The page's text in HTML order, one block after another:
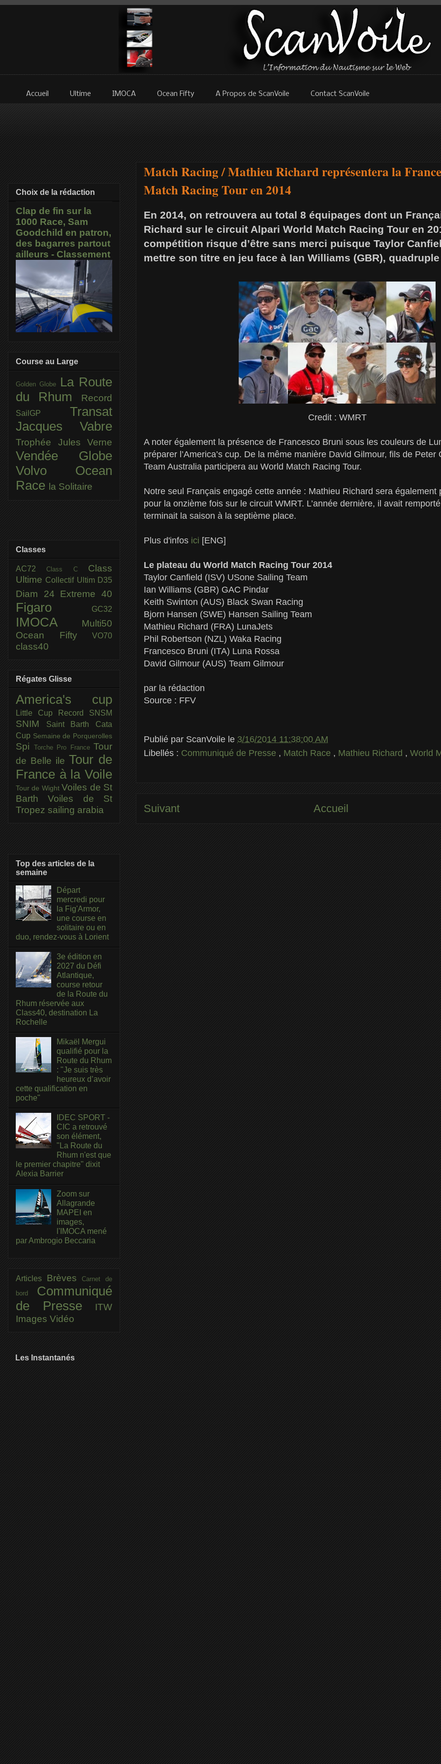
Accueil Ultime IMOCA Ocean Fifty A Propos de ScanVoile Contact ScanVoile
Match Racing / Mathieu Richard représentera la
Match Racing Tour en 2014
En 2014, on retrouvera au total 8 équipages dont un
Richard sur le circuit Alpari World Match Racing Tour en
compétition risque d’être sans merci puisque Taylor
mettre son titre en jeu face à Ian Williams (GBR),
Credit : WMRT
A noter également la présence de Francesco Bruni sous les couleurs de
préparer l’America’s cup. De la même manière David Gilmour, fils de Peter
Team Australia participera au World Match Racing Tour.
Notre seul Français engagé cette année : Mathieu Richard sera également
pour la onzième fois sur le circuit WMRT. L’année dernière, il avait
terminait la saison à la septième place.
Plus d'infos ici [ENG]
Le plateau du World Match Racing Tour 2014
Taylor Canfield (ISV) USone Sailing Team
Ian Williams (GBR) GAC Pindar
Keith Swinton (AUS) Black Swan Racing
Bjorn Hansen (SWE) Hansen Sailing Team
Mathieu Richard (FRA) LunaJets
Phil Robertson (NZL) Waka Racing
Francesco Bruni (ITA) Luna Rossa
David Gilmour (AUS) Team Gilmour
par la rédaction
Source : FFV
Publié par ScanVoile le 3/16/2014 11:38:00 AM
Libellés : Communiqué de Presse , Match Race , Mathieu Richard , World
Suivant Accueil
Choix de la rédaction
Clap de fin sur la
1000 Race, Sam
Goodchild en patron,
des bagarres partout
ailleurs - Classement
Course au Large
Golden Globe
La Route
du Rhum
Record
SailGP Transat
Jacques Vabre
Trophée Jules Verne
Vendée Globe
Volvo Ocean
Race la Solitaire
Classes
AC72Class C Class
Ultime Collectif Ultim D35
Diam 24 Extreme 40
Figaro GC32
IMOCA
Multi50
Ocean Fifty
VO70
class40
Régates Glisse
America's cup
Little Cup Record SNSM
SNIM
Saint Barth Cata
Cup Semaine de Porquerolles
Spi Torche Pro France Tour
de Belle ile Tour de
France à la Voile
Tour de Wight Voiles de St
BarthVoiles de St
Tropez sailing arabia
Top des articles de la
semaine
Départ
mercredi pour
la Fig'Armor,
une course en
solitaire ou en
duo, rendez-vous à Lorient
3e édition en
2027 du Défi
Atlantique,
course retour
de la Route du
Rhum réservée aux
Class40, destination La
Rochelle
Mikaël Mergui
qualifié pour la
Route du Rhum
: "Je suis très
heureux d’avoir
cette qualification en
poche"
IDEC SPORT -
CIC a retrouvé
son élément,
"La Route du
Rhum n'est que
le premier chapitre" dixit
Alexia Barrier
Zoom sur
Allagrande
MAPEI en
images,
l'IMOCA mené
par Ambrogio Beccaria
Articles BrèvesCarnet de
bord Communiqué
de Presse
ITW
Images Vidéo
Les Instantanés